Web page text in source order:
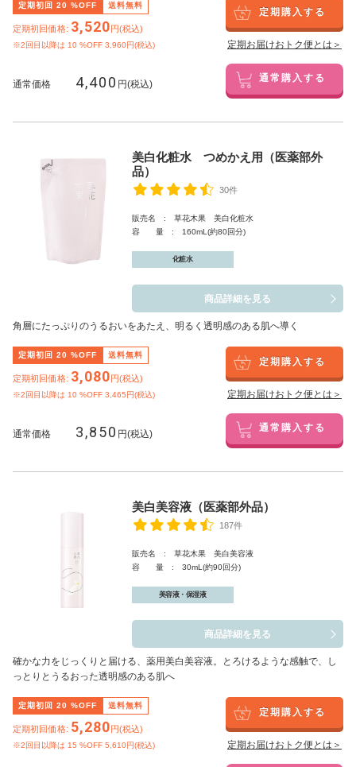
定期初回 20 %OFF 送料無料
定期初回価格: 3,520円(税込)
※2回目以降は 10 %OFF 3,960円(税込)
定期購入する
定期お届けおトク便とは＞
通常価格 4,400 円(税込) 通常購入する
美白化粧水 つめかえ用（医薬部外
品）
30件
販売名 : 草花木果 美白化粧水
容 量 : 160mL(約80回分)
化粧水
商品詳細を見る
角層にたっぷりのうるおいをあたえ、明るく透明感のある肌へ導く
定期初回 20 %OFF 送料無料
定期初回価格: 3,080円(税込)
※2回目以降は 10 %OFF 3,465円(税込)
定期購入する
定期お届けおトク便とは＞
通常価格 3,850 円(税込) 通常購入する
美白美容液（医薬部外品）
187件
販売名 : 草花木果 美白美容液
容 量 : 30mL(約90回分)
美容液・保湿液
商品詳細を見る
確かな力をじっくりと届ける、薬用美白美容液。とろけるような感触で、し
っとりとうるおった透明感のある肌へ
定期初回 20 %OFF 送料無料
定期初回価格: 5,280円(税込)
※2回目以降は 15 %OFF 5,610円(税込)
定期購入する
定期お届けおトク便とは＞